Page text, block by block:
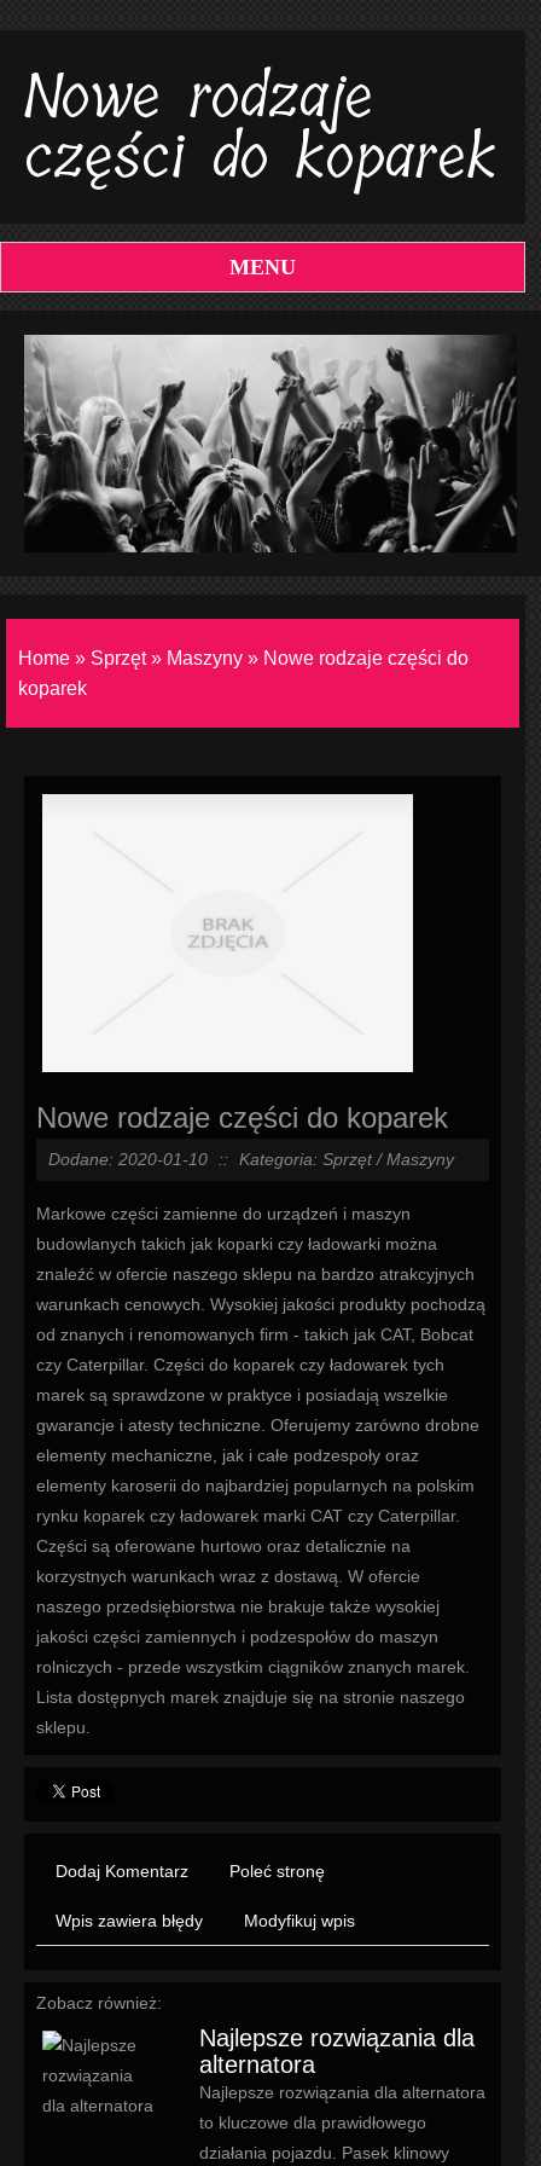
Nowe rodzaje
części do koparek
MENU
Home » Sprzęt» Maszyny » Nowe rodzaje części do
koparek
Nowe rodzaje części do koparek
Dodane: 2020-01-10 :: Kategoria: Sprzęt / Maszyny
Markowe części zamienne do urządzeń i maszyn
budowlanych takich jak koparki czy ładowarki można
znaleźć w ofercie naszego sklepu na bardzo atrakcyjnych
warunkach cenowych. Wysokiej jakości produkty pochodzą
od znanych i renomowanych firm - takich jak CAT, Bobcat
czy Caterpillar. Części do koparek czy ładowarek tych
marek są sprawdzone w praktyce i posiadają wszelkie
gwarancje i atesty techniczne. Oferujemy zarówno drobne
elementy mechaniczne, jak i całe podzespoły oraz
elementy karoserii do najbardziej popularnych na polskim
rynku koparek czy ładowarek marki CAT czy Caterpillar.
Części są oferowane hurtowo oraz detalicznie na
korzystnych warunkach wraz z dostawą. W ofercie
naszego przedsiębiorstwa nie brakuje także wysokiej
jakości części zamiennych i podzespołów do maszyn
rolniczych - przede wszystkim ciągników znanych marek.
Lista dostępnych marek znajduje się na stronie naszego
sklepu.
Dodaj Komentarz Poleć stronę
Wpis zawiera błędy Modyfikuj wpis
Zobacz również:
Najlepsze rozwiązania dla
alternatora
Najlepsze rozwiązania dla alternatora
to kluczowe dla prawidłowego
działania pojazdu. Pasek klinowy